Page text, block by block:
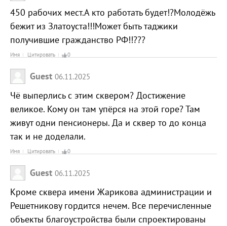
450 рабочих мест.А кто работать будет!?Молодёжь
бежит из Златоуста!!!Может быть таджики
получившие гражданство РФ!!???
Имя Цитировать 0
Guest 06.11.2025
Чё выперлись с этим сквером? Достижение
великое. Кому он там упёрся на этой горе? Там
живут одни пенсионеры. Да и сквер то до конца
так и не доделали.
Имя Цитировать 0
Guest 06.11.2025
Кроме сквера имени Жарикова администрации и
Решетникову гордится нечем. Все перечисленные
объекты благоустройства были спроектированы